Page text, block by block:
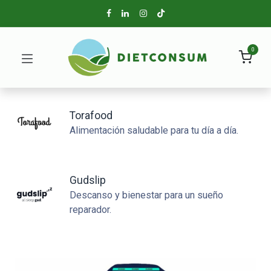
0
Torafood
Alimentación saludable para tu día a día.
Gudslip
Descanso y bienestar para un sueño
reparador.